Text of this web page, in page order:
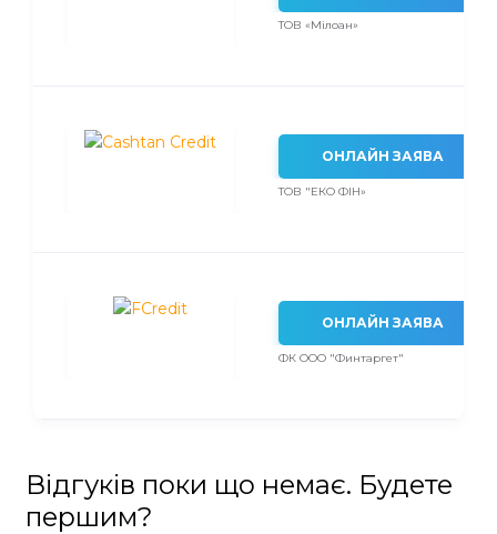
ТОВ «Мілоан»
ОНЛАЙН ЗАЯВА
ТОВ "ЕКО ФІН»
ОНЛАЙН ЗАЯВА
ФК ООО "Финтаргет"
Відгуків поки що немає. Будете
першим?